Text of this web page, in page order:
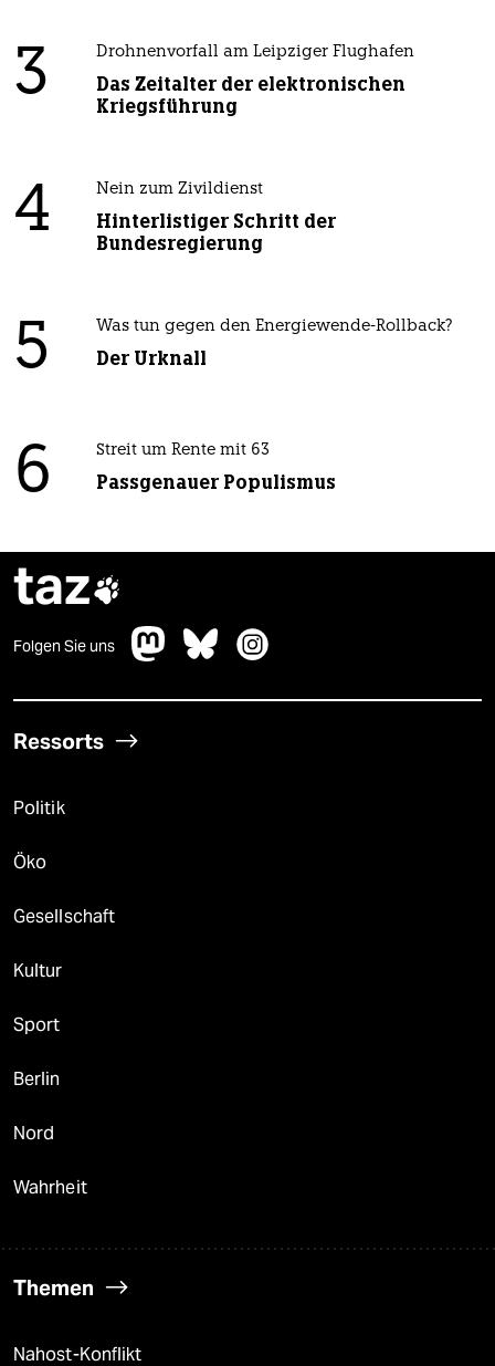
3 Drohnenvorfall am Leipziger Flughafen
Das Zeitalter der elektronischen
Kriegsführung
4 Nein zum Zivildienst
Hinterlistiger Schritt der
Bundesregierung
5 Was tun gegen den Energiewende-Rollback?
Der Urknall
6 Streit um Rente mit 63
Passgenauer Populismus
taz
Folgen Sie uns
Ressorts
Politik
Öko
Gesellschaft
Kultur
Sport
Berlin
Nord
Wahrheit
Themen
Nahost-Konflikt